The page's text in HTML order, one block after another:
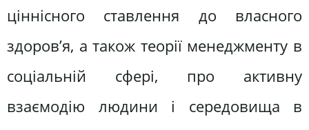
ціннісного ставлення до власного
здоров’я, а також теорії менеджменту в
соціальній сфері, про активну
взаємодію людини і середовища в